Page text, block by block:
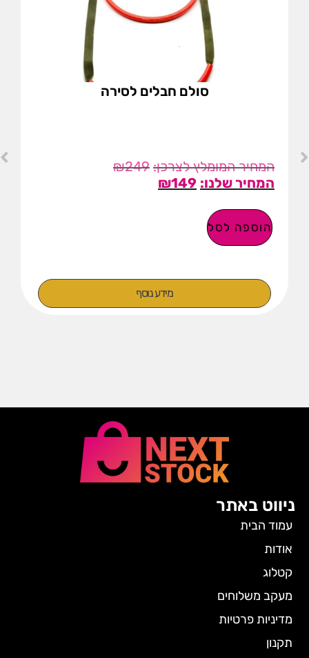
סולם חבלים לסירה
₪249
₪149
הוספה לסל
מידע נוסף
ניווט באתר
עמוד הבית
אודות
קטלוג
מעקב משלוחים
מדיניות פרטיות
תקנון